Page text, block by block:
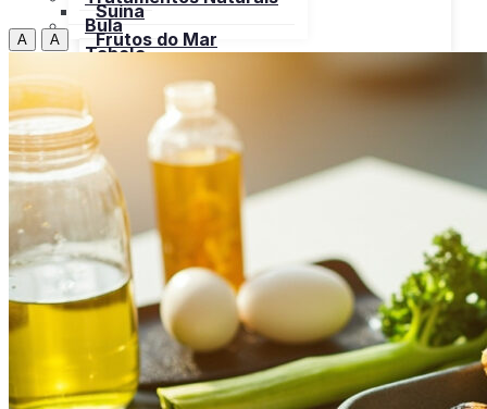
Suína
Frutos do Mar
Gorduras e Óleos
Leite e Derivados
Verduras, Hortaliças
Bula
X
Bula
Tabela
Nutricional
Open menu
Bebidas
Carnes
Open menu
Bovina
Frango
Peru
Suína
Frutos do Mar
Cereais
Frutas
Gorduras e Óleos
A A